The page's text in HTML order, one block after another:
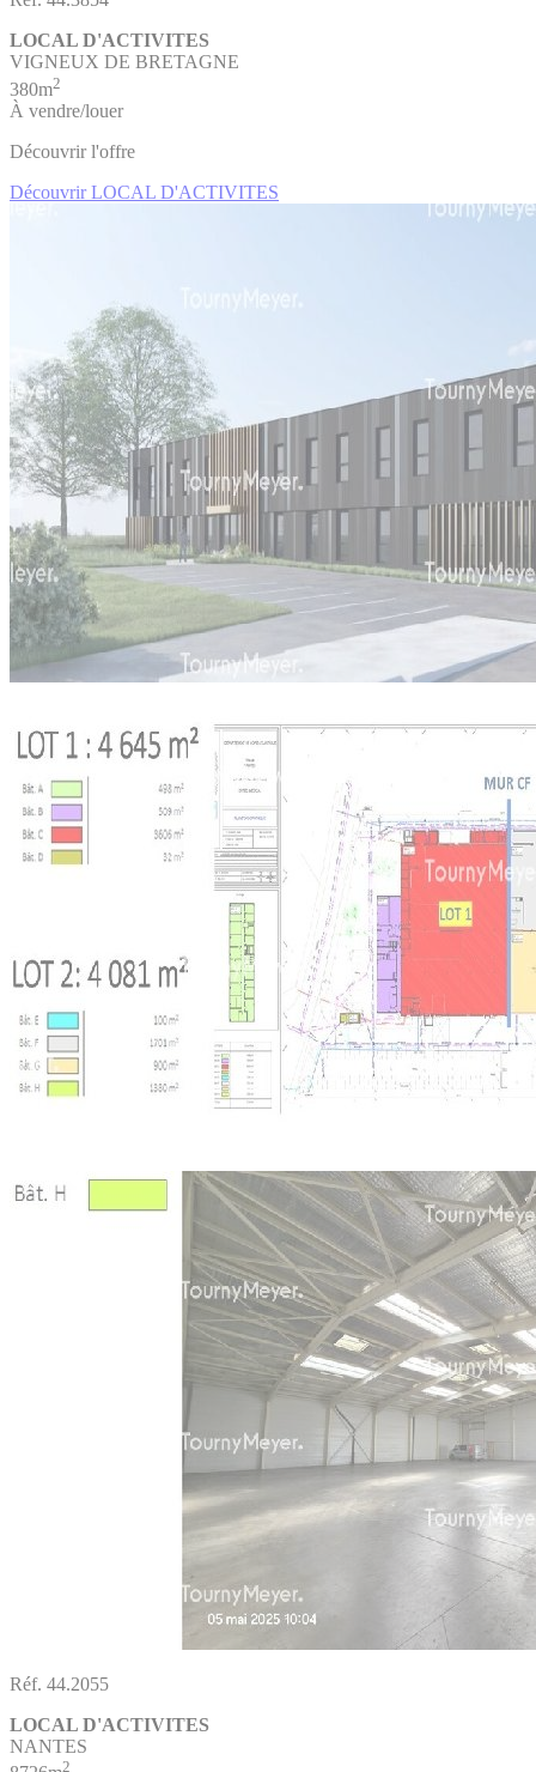
LOCAL D'ACTIVITES
VIGNEUX DE BRETAGNE
380m2
À vendre/louer
Découvrir l'offre
Découvrir LOCAL D'ACTIVITES
Réf. 44.2055
LOCAL D'ACTIVITES
NANTES
2